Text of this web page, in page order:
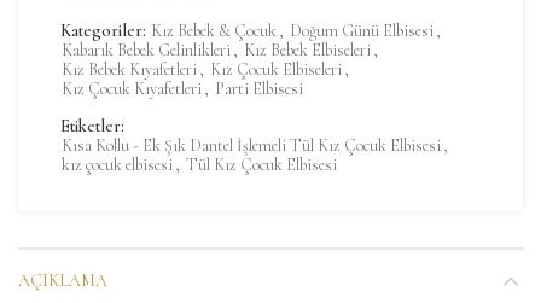
Kategoriler: Kız Bebek & Çocuk, Doğum Günü Elbisesi,
Kabarık Bebek Gelinlikleri, Kız Bebek Elbiseleri,
Kız Bebek Kıyafetleri, Kız Çocuk Elbiseleri,
Kız Çocuk Kıyafetleri, Parti Elbisesi
Etiketler:
Kısa Kollu - Ek Şık Dantel İşlemeli Tül Kız Çocuk Elbisesi,
kız çocuk elbisesi, Tül Kız Çocuk Elbisesi
AÇIKLAMA